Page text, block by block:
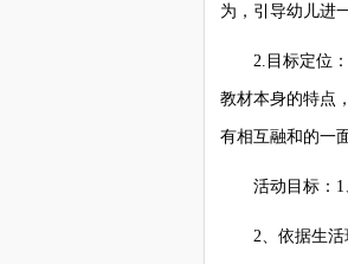
为，引导幼儿进
2.目标定位：
教材本身的特点
有相互融和的一
活动目标：1、
2、依据生活环